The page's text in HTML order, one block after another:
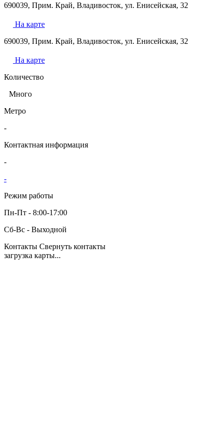
690039, Прим. Край, Владивосток, ул. Енисейская, 32
На карте
690039, Прим. Край, Владивосток, ул. Енисейская, 32
На карте
Количество
Много
Метро
-
Контактная информация
-
-
Режим работы
Пн-Пт - 8:00-17:00
Сб-Вс - Выходной
Контакты Свернуть контакты
загрузка карты...